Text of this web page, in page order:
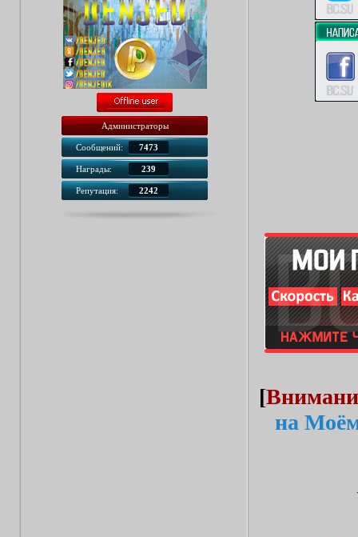
Администраторы
Сообщений: 7473
Награды: 239
Репутация: 2242
[
на